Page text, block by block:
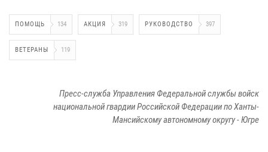
ПОМОЩЬ 134 АКЦИЯ 319 РУКОВОДСТВО 397
ВЕТЕРАНЫ 119
Пресс-служба Управления Федеральной службы войск
национальной гвардии Российской Федерации по Ханты-
Мансийскому автономному округу - Югре